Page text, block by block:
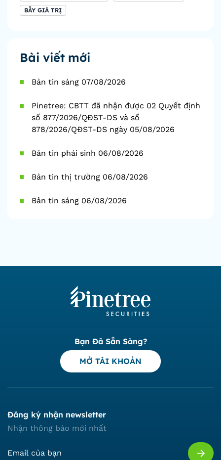
BẪY GIÁ TRỊ
Bài viết mới
Bản tin sáng 07/08/2026
Pinetree: CBTT đã nhận được 02 Quyết định
số 877/2026/QĐST-DS và số
878/2026/QĐST-DS ngày 05/08/2026
Bản tin phái sinh 06/08/2026
Bản tin thị trường 06/08/2026
Bản tin sáng 06/08/2026
Bạn Đã Sẵn Sàng?
MỞ TÀI KHOẢN
Đăng ký nhận newsletter
Nhận thông báo mới nhất